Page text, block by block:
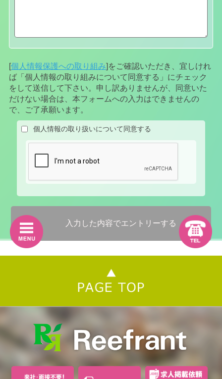
[個人情報保護への取り組み]をご確認いただき、宜しけれ
ば「個人情報の取り組みについて同意する」にチェック
をして送信して下さい。申し訳ありませんが、同意いた
だけない場合は、本フォームへの入力はできませんの
で、ご了承願います。
個人情報の取り扱いについて同意する